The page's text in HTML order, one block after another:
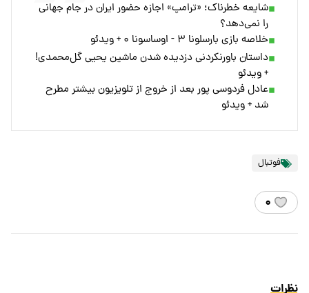
شایعه خطرناک؛ «ترامپ» اجازه حضور ایران در جام جهانی
را نمی‌دهد؟
خلاصه بازی بارسلونا ۳ - اوساسونا ۰ + ویدئو
داستان باورنکردنی دزدیده شدن ماشین یحیی گل‌محمدی!
+ ویدئو
عادل فردوسی پور بعد از خروج از تلویزیون بیشتر مطرح‌
شد + ویدئو
فوتبال
۰
نظرات